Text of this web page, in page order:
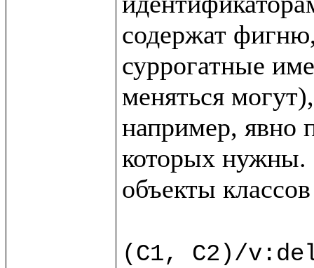
содержат
суррогатные
меняться
например, явно
которых нужны.
объекты
(C1, C2)/